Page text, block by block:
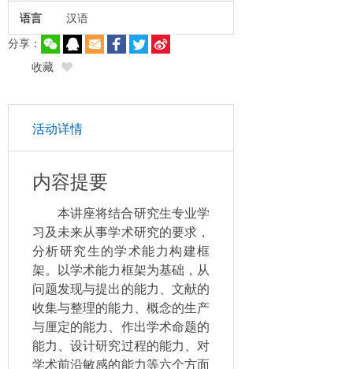
语言
汉语
分享：
收藏
活动详情
内容提要
本讲座将结合研究生专业学
习及未来从事学术研究的要求，
分析研究生的学术能力构建框
架。以学术能力框架为基础，从
问题发现与提出的能力、文献的
收集与整理的能力、概念的生产
与厘定的能力、作出学术命题的
能力、设计研究过程的能力、对
学术前沿敏感的能力等六个方面